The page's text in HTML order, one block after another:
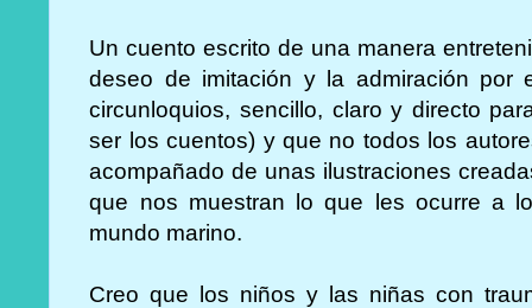
Un cuento escrito de una manera
deseo de imitación y la admiración por
circunloquios, sencillo, claro y directo
ser los cuentos) y que no todos los
acompañado de unas ilustraciones
que nos muestran lo que les ocurre a
mundo marino.
Creo que los niños y las niñas con